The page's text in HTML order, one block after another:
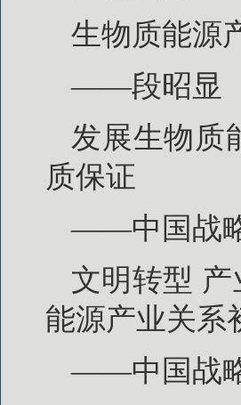
生物质能源
——段昭显
发展生物质
质保证
——中国战
文明转型
能源产业关系
——中国战